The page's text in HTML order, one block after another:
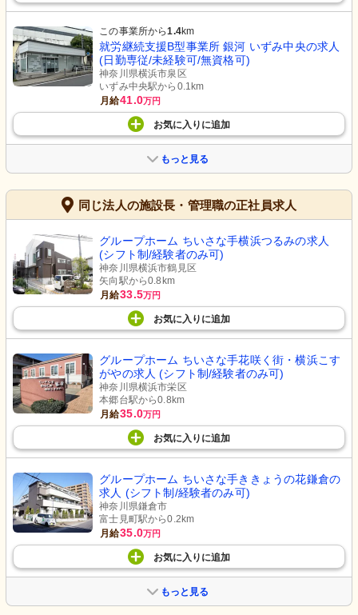
この事業所から1.4km
就労継続支援B型事業所 銀河 いずみ中央の求人
(日勤専従/未経験可/無資格可)
神奈川県横浜市泉区
いずみ中央駅から0.1km
月給41.0万円
お気に入り に追加
もっと見る
同じ法人の施設長・管理職の正社員求人
グループホーム ちいさな手横浜つるみの求人
(シフト制/経験者のみ可)
神奈川県横浜市鶴見区
矢向駅から0.8km
月給33.5万円
お気に入り に追加
グループホーム ちいさな手花咲く街・横浜こす
がやの求人 (シフト制/経験者のみ可)
神奈川県横浜市栄区
本郷台駅から0.8km
月給35.0万円
お気に入り に追加
グループホーム ちいさな手ききょうの花鎌倉の
求人 (シフト制/経験者のみ可)
神奈川県鎌倉市
富士見町駅から0.2km
月給35.0万円
お気に入り に追加
もっと見る